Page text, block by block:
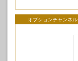
オプションチャンネル